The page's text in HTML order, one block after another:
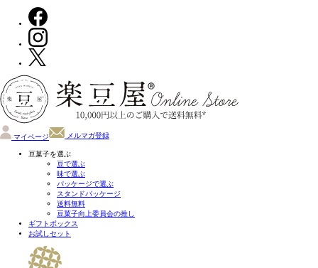
マイページ メルマガ登録
豆菓子を選ぶ
豆で選ぶ
味で選ぶ
パッケージで選ぶ
スタンドパッケージ
送料無料
豆菓子向上委員会の推し
ギフトボックス
お試しセット